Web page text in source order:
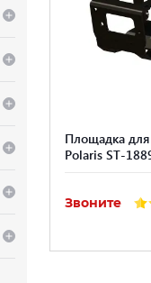
Площадка для
Polaris ST-
Звоните